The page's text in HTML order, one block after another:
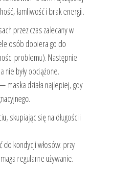
łamliwość i brak energii.
przez czas zalecany w
osób dobiera go do
problemu). Następnie
nie były obciążone.
maska działa najlepiej, gdy
skupiając się na długości i
do kondycji włosów: przy
regularne używanie.